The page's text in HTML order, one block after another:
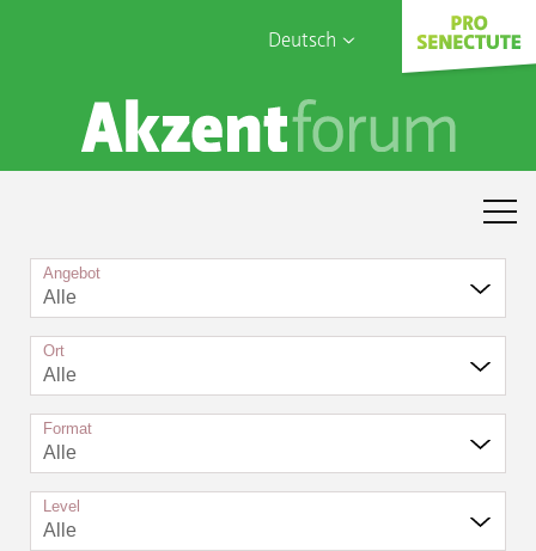
Deutsch
English
Français
Sophia Care
Angebot
Alle
Ort
Alle
Format
Alle
Level
Alle